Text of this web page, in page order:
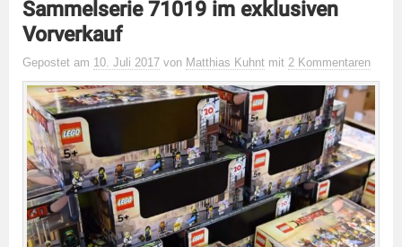
Sammelserie 71019 im exklusiven
Vorverkauf
Gepostet am 10. Juli 2017 von Matthias Kuhnt mit 2 Kommentaren